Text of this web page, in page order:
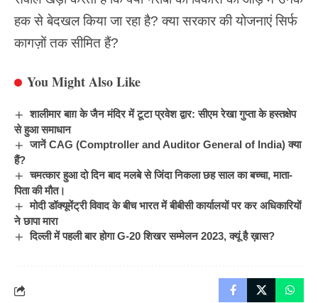
हक से बेदखल किया जा रहा है? क्या सरकार की योजनाएं सिर्फ
कागज़ों तक सीमित हैं?
You Might Also Like
शालीमार बाग़ के जैन मंदिर में टूटा प्रवेश द्वार: सीएम रेखा गुप्ता के हस्तक्षेप
से हुआ समाधान
जानें CAG (Comptroller and Auditor General of India) क्या
हैं?
चमत्कार हुआ दो दिन बाद मलबे से जिंदा निकला छह साल का बच्चा, माता-
पिता की मौत।
मोदी डॉक्यूमेंट्री विवाद के बीच भारत में बीबीसी कार्यालयों पर कर अधिकारियों
ने छापा मारा
दिल्ली में पहली बार होगा G-20 शिखर सम्मेलन 2023, क्यूं है ख़ास?